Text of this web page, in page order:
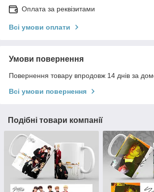
Оплата за реквізитами
Всі умови оплати
Умови повернення
Повернення товару впродовж 14 днів за
Всі умови повернення
Подібні товари компанії